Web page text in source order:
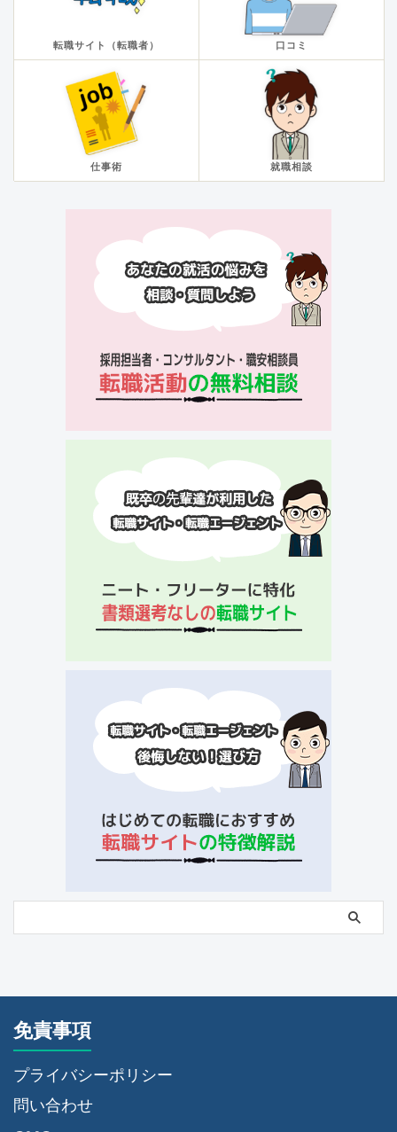
転職サイト（転職者） 口コミ
仕事術 就職相談
免責事項
プライバシーポリシー
問い合わせ